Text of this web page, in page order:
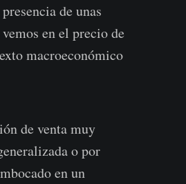
de unas
en el precio de
macroeconómico
de venta muy
o por
en un